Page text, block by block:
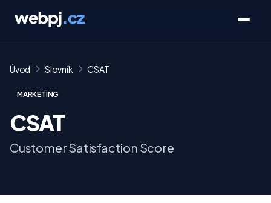
Úvod Slovník CSAT
MARKETING
CSAT
Customer Satisfaction Score